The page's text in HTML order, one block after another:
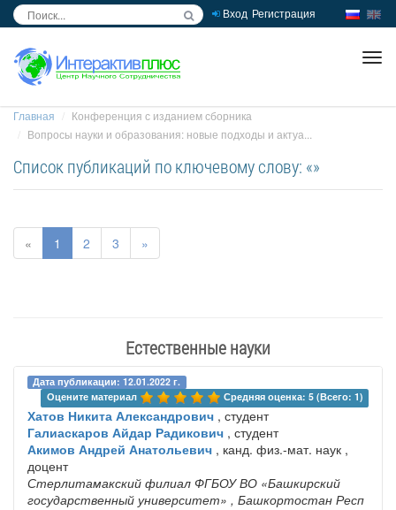
Вход Регистрация
Главная
Конференция с изданием сборника
Вопросы науки и образования: новые подходы и актуа...
Список публикаций по ключевому слову: «»
« 1 2 3 »
Естественные науки
Дата публикации: 12.01.2022 г.
Оцените материал
Средняя оценка: 5 (Всего: 1)
Хатов Никита Александрович , студент
Галиаскаров Айдар Радикович , студент
Акимов Андрей Анатольевич , канд. физ.-мат. наук ,
доцент
Стерлитамакский филиал ФГБОУ ВО «Башкирский
государственный университет» , Башкортостан Респ